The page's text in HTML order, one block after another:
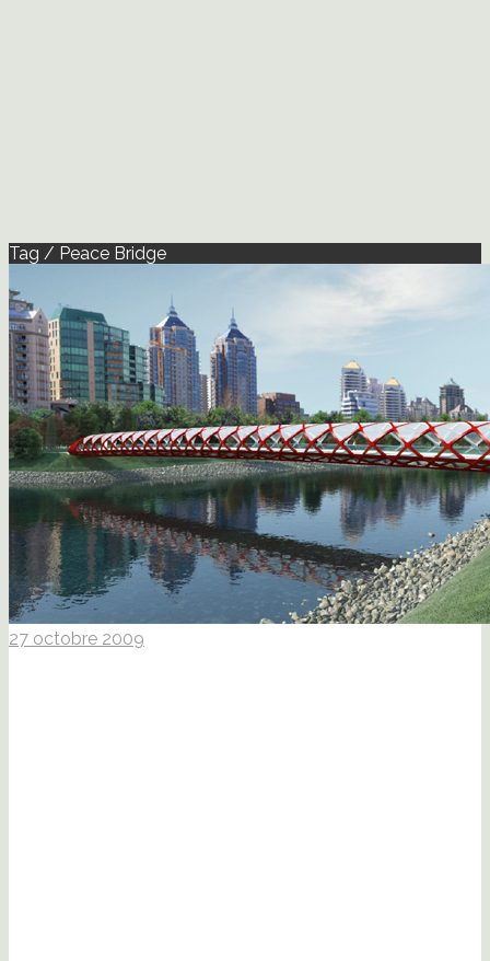
Tag / Peace Bridge
27 octobre 2009